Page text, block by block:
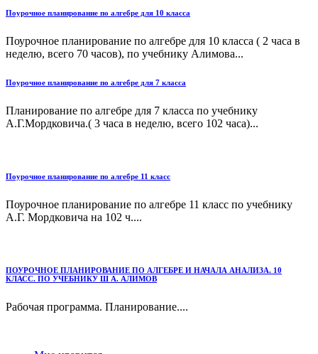
Поурочное планирование по алгебре для 10 класса
Поурочное планирование по алгебре для 10 класса ( 2 часа в
неделю, всего 70 часов), по учебнику Алимова...
Поурочное планирование по алгебре для 7 класса
Планирование по алгебре для 7 класса по учебнику
А.Г.Мордковича.( 3 часа в неделю, всего 102 часа)...
Поурочное планирование по алгебре 11 класс
Поурочное планирование по алгебре 11 класс по учебнику
А.Г. Мордковича на 102 ч....
ПОУРОЧНОЕ ПЛАНИРОВАНИЕ ПО АЛГЕБРЕ И НАЧАЛА АНАЛИЗА. 10
КЛАСС. ПО УЧЕБНИКУ Ш А. АЛИМОВ
Рабочая программа. Планирование....